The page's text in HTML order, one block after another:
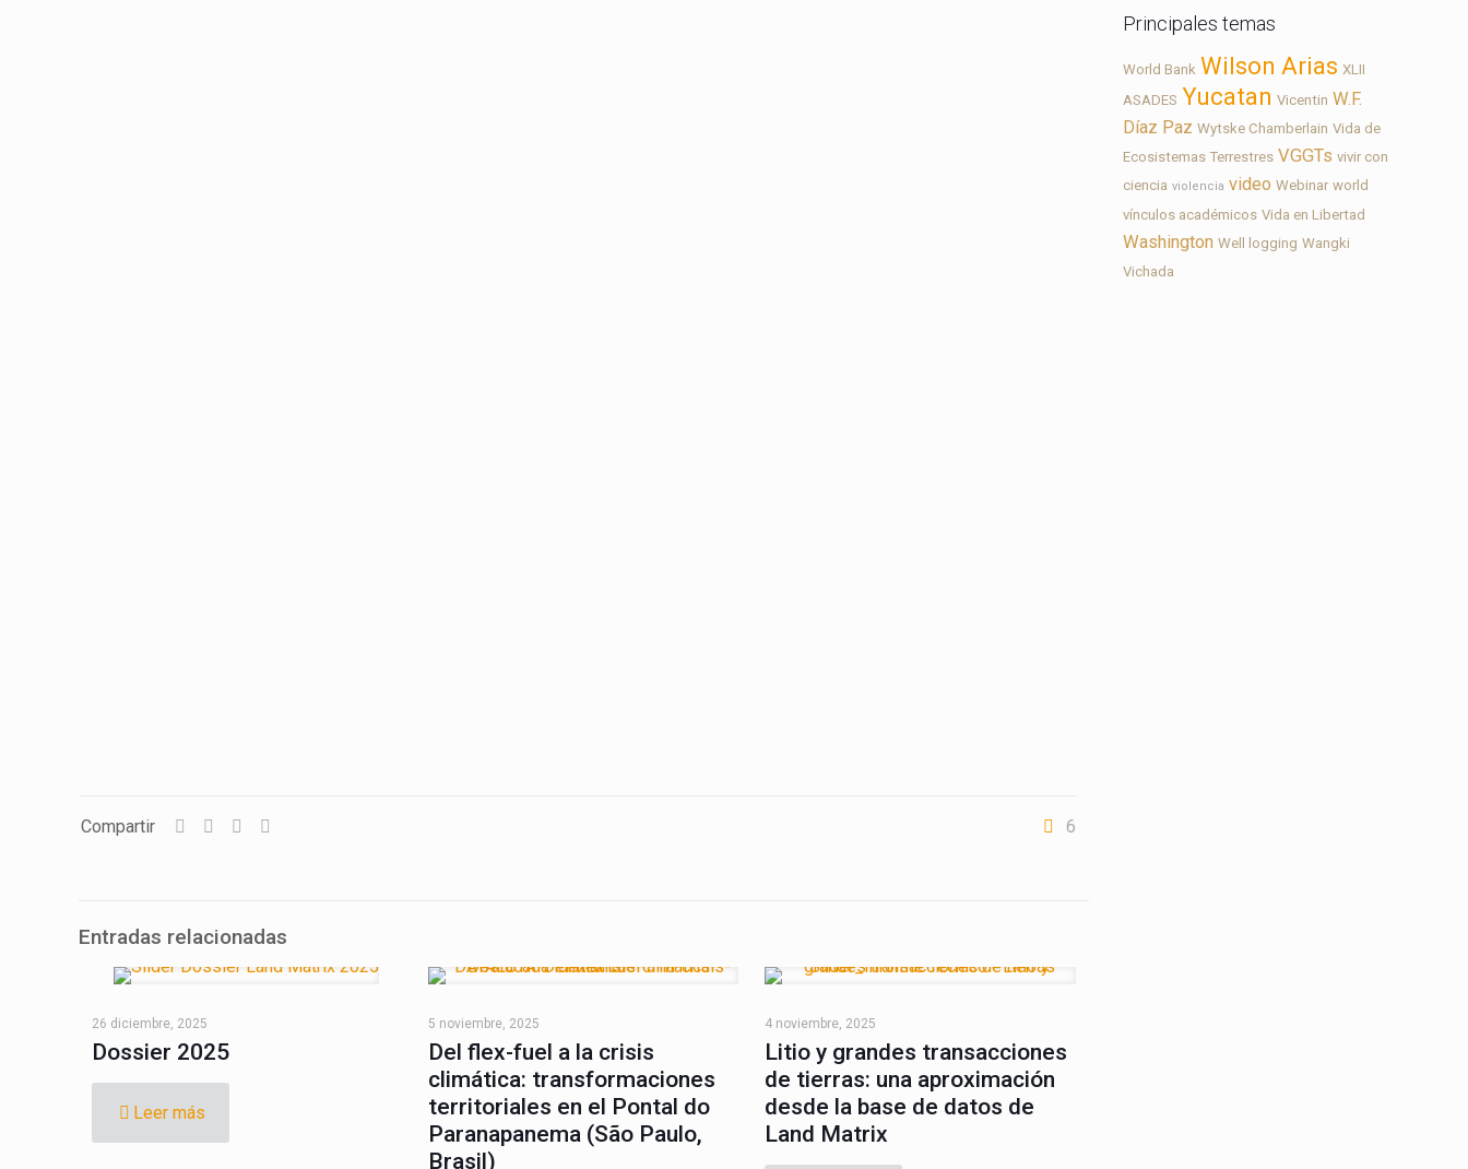
Compartir 6
Entradas relacionadas
26 diciembre, 2025
Dossier 2025
Leer más
5 noviembre, 2025
Del flex-fuel a la crisis
climática: transformaciones
territoriales en el Pontal do
Paranapanema (São Paulo,
Brasil)
4 noviembre, 2025
Litio y grandes transacciones
de tierras: una aproximación
desde la base de datos de
Land Matrix
Principales temas
World Bank Wilson Arias XLII
ASADES Yucatan Vicentin W.F.
Díaz Paz Wytske Chamberlain Vida de
Ecosistemas Terrestres VGGTs vivir con
ciencia violencia video Webinar world
vínculos académicos Vida en Libertad
Washington Well logging Wangki
Vichada
LandMatrix Casos Informes